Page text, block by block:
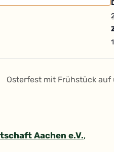
Osterfest mit Frühstück auf
Aachen e.V.,